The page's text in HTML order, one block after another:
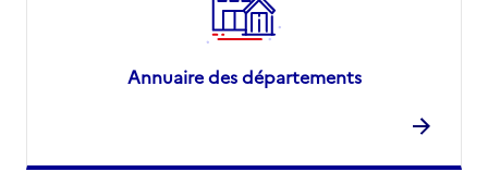
Annuaire des départements